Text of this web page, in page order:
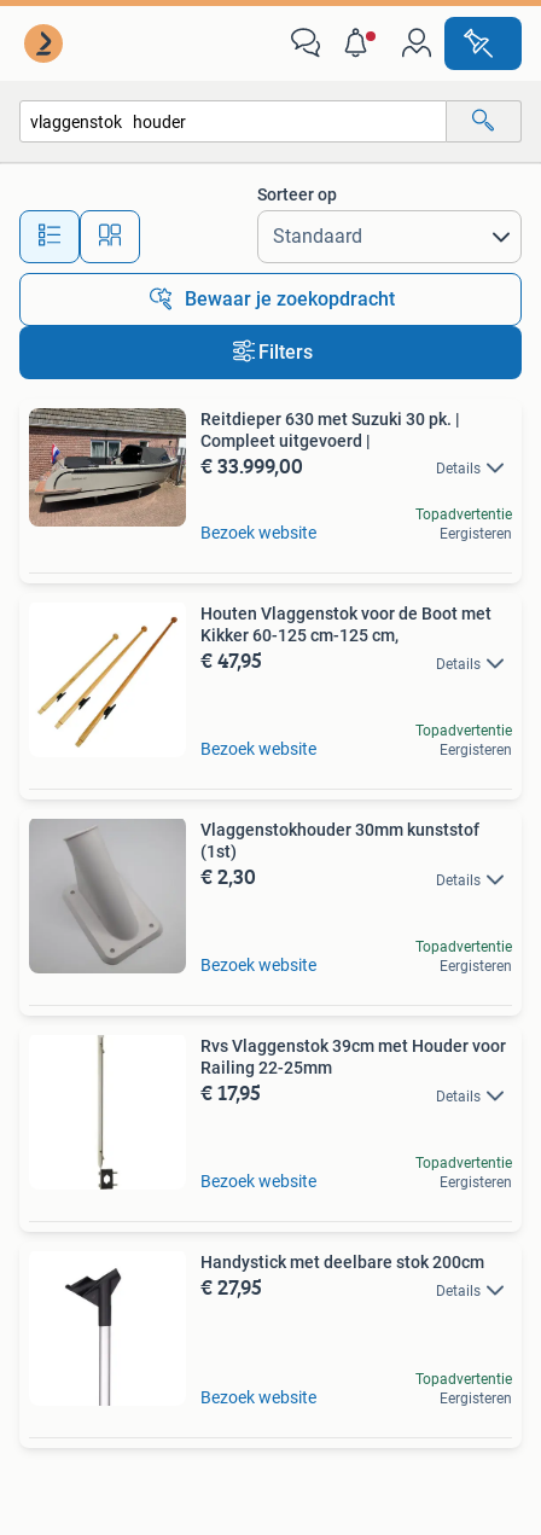
Alle afstanden…
Sorteer op
Bewaar je zoekopdracht
Filters
Reitdieper 630 met Suzuki 30 pk. |
Compleet uitgevoerd |
€ 33.999,00 Details
Bezoek website
Topadvertentie
Eergisteren
Houten Vlaggenstok voor de Boot met
Kikker 60-125 cm-125 cm,
€ 47,95 Details
Bezoek website
Topadvertentie
Eergisteren
Vlaggenstokhouder 30mm kunststof
(1st)
€ 2,30 Details
Bezoek website
Topadvertentie
Eergisteren
Rvs Vlaggenstok 39cm met Houder voor
Railing 22-25mm
€ 17,95 Details
Bezoek website
Topadvertentie
Eergisteren
Handystick met deelbare stok 200cm
€ 27,95 Details
Bezoek website
Topadvertentie
Eergisteren